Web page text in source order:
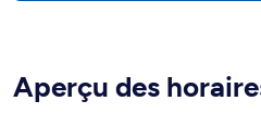
Aperçu des